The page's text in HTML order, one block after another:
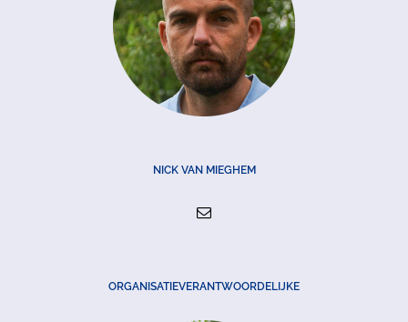
NICK VAN MIEGHEM
ORGANISATIEVERANTWOORDELIJKE